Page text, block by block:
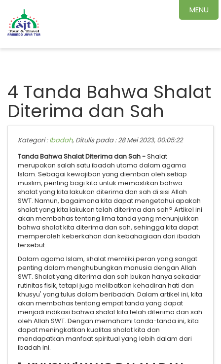
4 Tanda Bahwa Shalat
Diterima dan Sah
Kategori :Ibadah, Ditulis pada : 28 Mei 2023, 00:05:22
Tanda Bahwa Shalat Diterima dan Sah -Shalat
merupakan salah satu ibadah utama dalam agama
Islam. Sebagai kewajiban yang diemban oleh setiap
muslim, penting bagi kita untuk memastikan bahwa
shalat yang kita lakukan diterima dan sah di sisi Allah
SWT. Namun, bagaimana kita dapat mengetahui apakah
shalat yang kita lakukan telah diterima dan sah? Artikel ini
akan membahas tentang lima tanda yang menunjukkan
bahwa shalat kita diterima dan sah, sehingga kita dapat
memperoleh keberkahan dan kebahagiaan dari ibadah
tersebut.
Dalam agama Islam, shalat memiliki peran yang sangat
penting dalam menghubungkan manusia dengan Allah
SWT. Shalat yang diterima dan sah bukan hanya sekadar
rutinitas fisik, tetapi juga melibatkan kehadiran hati dan
khusyu' yang tulus dalam beribadah. Dalam artikel ini, kita
akan membahas tentang empat tanda yang dapat
menjadi indikasi bahwa shalat kita telah diterima dan sah
oleh Allah SWT. Dengan memahami tanda-tanda ini, kita
dapat meningkatkan kualitas shalat kita dan
mendapatkan manfaat spiritual yang lebih dalam dari
ibadah ini.
MENU